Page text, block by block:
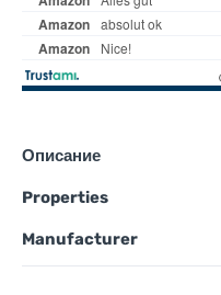
Описание
Properties
Manufacturer